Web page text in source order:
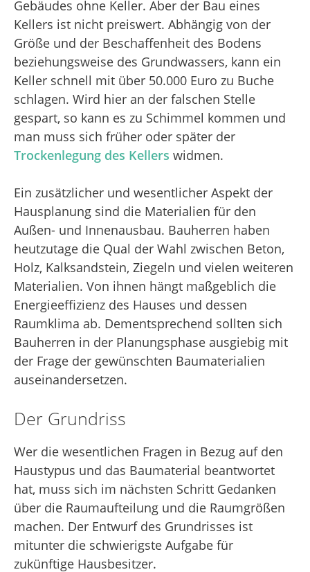
Gebäudes ohne Keller. Aber der Bau eines
Kellers ist nicht preiswert. Abhängig von der
Größe und der Beschaffenheit des Bodens
beziehungsweise des Grundwassers, kann ein
Keller schnell mit über 50.000 Euro zu Buche
schlagen. Wird hier an der falschen Stelle
gespart, so kann es zu Schimmel kommen und
man muss sich früher oder später der
Trockenlegung des Kellers widmen.
Ein zusätzlicher und wesentlicher Aspekt der
Hausplanung sind die Materialien für den
Außen- und Innenausbau. Bauherren haben
heutzutage die Qual der Wahl zwischen Beton,
Holz, Kalksandstein, Ziegeln und vielen weiteren
Materialien. Von ihnen hängt maßgeblich die
Energieeffizienz des Hauses und dessen
Raumklima ab. Dementsprechend sollten sich
Bauherren in der Planungsphase ausgiebig mit
der Frage der gewünschten Baumaterialien
auseinandersetzen.
Der Grundriss
Wer die wesentlichen Fragen in Bezug auf den
Haustypus und das Baumaterial beantwortet
hat, muss sich im nächsten Schritt Gedanken
über die Raumaufteilung und die Raumgrößen
machen. Der Entwurf des Grundrisses ist
mitunter die schwierigste Aufgabe für
zukünftige Hausbesitzer.